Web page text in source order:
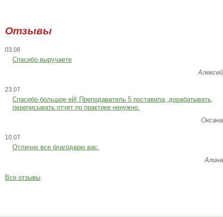
Отзывы
03.08
Спасибо выручаете
Алексей
23.07
Cпасибо большое ей! Преподаватель 5 поставила, дорабатывать,
переписывать отчет по практике ненужно.
Оксана
10.07
Отлично все благодарю вас
Алина
Все отзывы